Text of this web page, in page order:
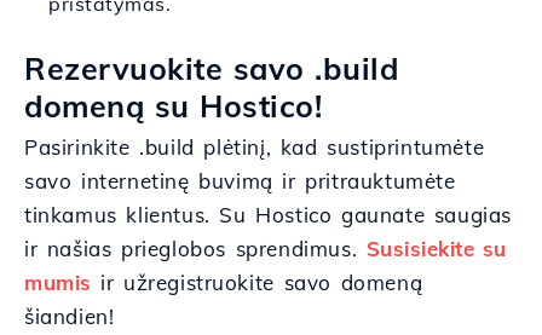
Rezervuokite savo .build
domeną su Hostico!
Pasirinkite .build plėtinį, kad sustiprintumėte
savo internetinę buvimą ir pritrauktumėte
tinkamus klientus. Su Hostico gaunate saugias
ir našias prieglobos sprendimus. Susisiekite su
mumis ir užregistruokite savo domeną
šiandien!